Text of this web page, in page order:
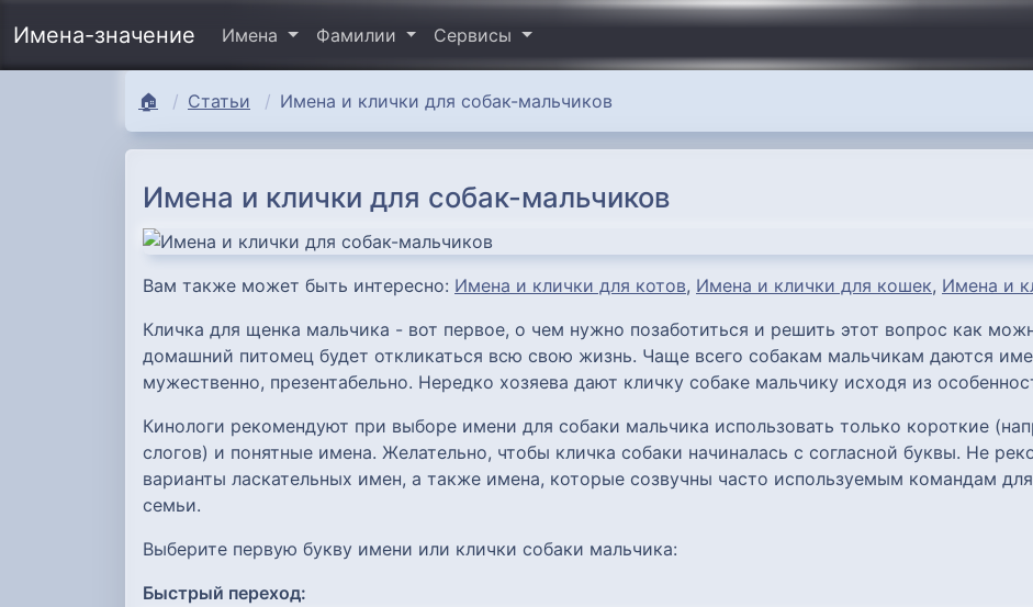
Имена-значение Имена Фамилии Сервисы
🏠 Статьи Имена и клички для собак-мальчиков
Имена и клички для собак-мальчиков
Вам также может быть интересно: Имена и клички для котов, Имена и клички для кошек, Имена и
Кличка для щенка мальчика - вот первое, о чем нужно позаботиться и решить этот вопрос как
домашний питомец будет откликаться всю свою жизнь. Чаще всего собакам мальчикам даются
мужественно, презентабельно. Нередко хозяева дают кличку собаке мальчику исходя из
Кинологи рекомендуют при выборе имени для собаки мальчика использовать только короткие
слогов) и понятные имена. Желательно, чтобы кличка собаки начиналась с согласной буквы. Не
варианты ласкательных имен, а также имена, которые созвучны часто используемым командам
семьи.
Выберите первую букву имени или клички собаки мальчика:
Быстрый переход: